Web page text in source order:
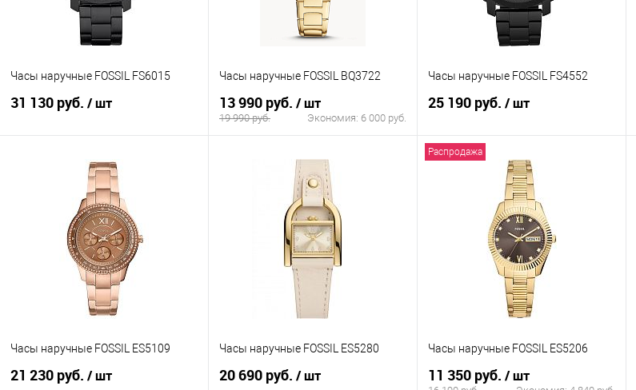
Часы наручные FOSSIL FS6015
31 130 руб. / шт
В корзину
Купить в 1 клик
В избранное
В наличии
Часы наручные FOSSIL BQ3722
13 990 руб. / шт
19 990 руб. Экономия: 6 000 руб.
В корзину
Купить в 1 клик
К сравнению
В избранное
В наличии
Часы наручные FOSSIL FS4552
25 190 руб. / шт
В корзину
Купить в 1 клик
В избранное
В наличии
Часы наручные FOSSIL ES5109
21 230 руб. / шт
Часы наручные FOSSIL ES5280
20 690 руб. / шт
Распродажа
Часы наручные FOSSIL ES5206
11 350 руб. / шт